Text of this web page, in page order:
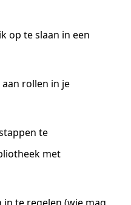
op te slaan in een
rollen in je
te
met